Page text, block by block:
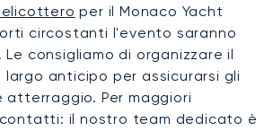
per il Monaco Yacht
circostanti l'evento saranno
consigliamo di organizzare il
largo anticipo per assicurarsi gli
Per maggiori
il nostro team dedicato è